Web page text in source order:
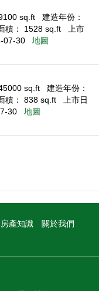
sq.ft
建造年份：
積： 1528 sq.ft
上市
07-30
地圖
sq.ft
建造年份：
積： 838 sq.ft
上市日
30
地圖
房產知識
關於我們